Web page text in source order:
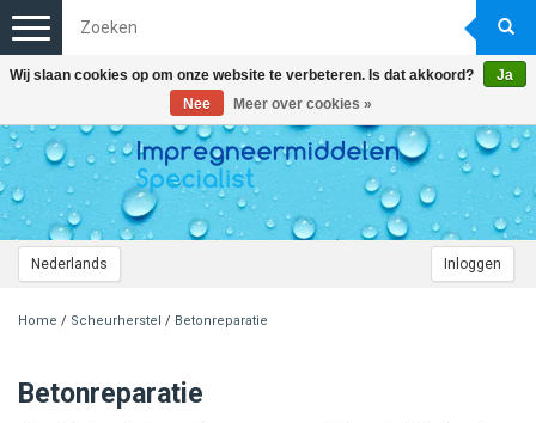
Nederlands Inloggen
Toggle
navigation
Home / Scheurherstel / Betonreparatie
Betonreparatie
Wij slaan cookies op om onze website te verbeteren. Is dat akkoord?
Ja
Nee
Meer over cookies »